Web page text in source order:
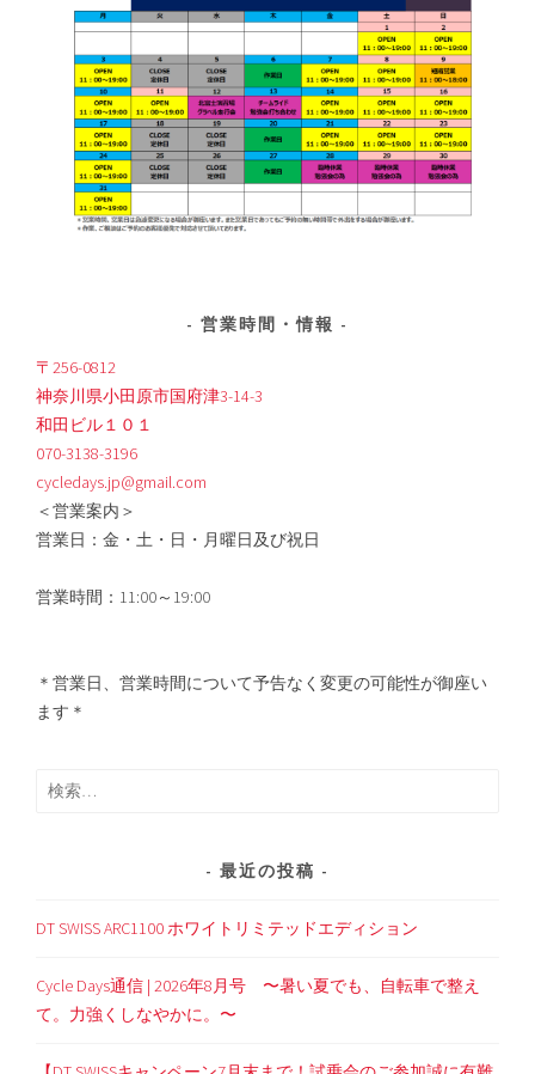
営業時間・情報
〒256-0812
神奈川県小田原市国府津3-14-3
和田ビル１０１
070-3138-3196
cycledays.jp@gmail.com
＜営業案内＞
営業日：金・土・日・月曜日及び祝日
営業時間：11:00～19:00
＊営業日、営業時間について予告なく変更の可能性が御座い
ます＊
検
最近の投稿
DT SWISS ARC1100 ホワイトリミテッドエディション
Cycle Days通信 | 2026年8月号 〜暑い夏でも、自転車で整え
て。力強くしなやかに。〜